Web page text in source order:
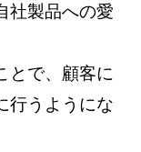
社製品への愛
とで、顧客に
行うようにな